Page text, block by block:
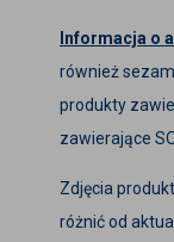
Informacja o
również
produkty
zawierające
Zdjęcia
różnić od